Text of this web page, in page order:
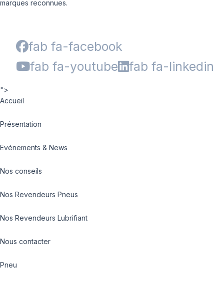
marques reconnues.
fab fa-facebook
fab fa-youtube
fab fa-linkedin
">
Accueil
Présentation
Evénements & News
Nos conseils
Nos Revendeurs Pneus
Nos Revendeurs Lubrifiant
Nous contacter
Pneu